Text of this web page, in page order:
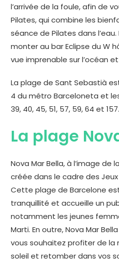
l’arrivée de la foule, afin de
Pilates, qui combine les
séance de Pilates dans l’eau.
monter au bar Eclipse du W
vue imprenable sur l’océan et
La plage de Sant Sebastià
4 du métro Barceloneta et les
39, 40, 45, 51, 57, 59, 64 et 157.
La plage
Nova Mar Bella, à l’image de
créée dans le cadre des
Cette plage de Barcelone
tranquillité et accueille un
notamment les jeunes
Marti. En outre, Nova Mar
vous souhaitez profiter de la
soleil et retomber dans vos